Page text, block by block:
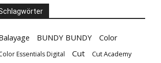
BUNDY BUNDY Color
Essentials Digital Cut Cut Academy